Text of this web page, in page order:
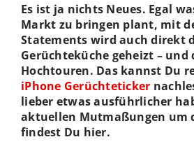
Es ist ja nichts Neues. Egal
Markt zu bringen plant, mit
Statements wird auch direkt
Gerüchteküche geheizt – und
Hochtouren. Das kannst Du
iPhone Gerüchteticker
lieber etwas ausführlicher
aktuellen Mutmaßungen um
findest Du hier.